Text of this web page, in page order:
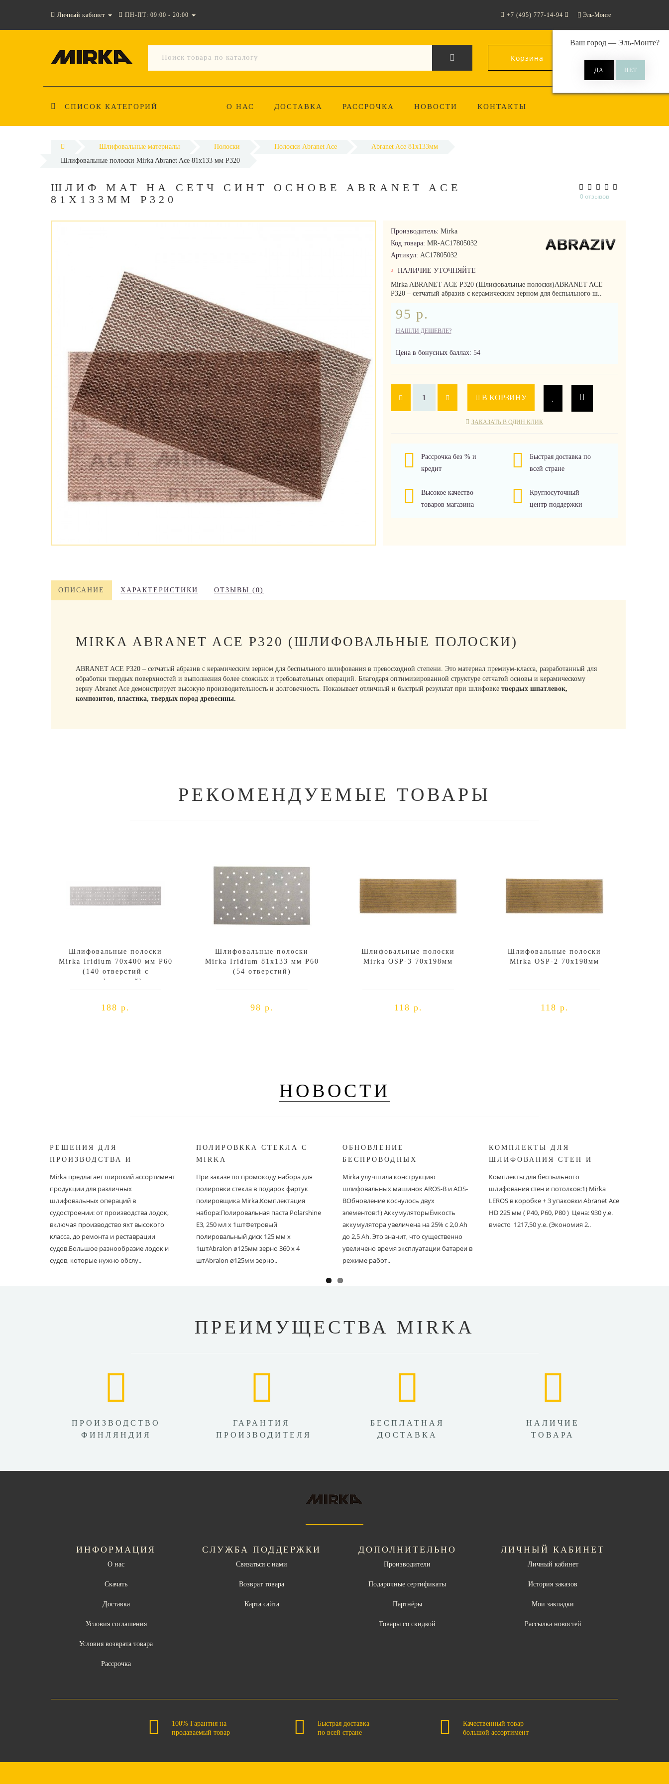
Личный кабинет ПН-ПТ: 09:00 - 20:00 Эль-Монте
Ваш город — Эль-Монте?
+7 (495) 777-14-94
Корзина 0
СПИСОК КАТЕГОРИЙ О НАС ДОСТАВКА РАССРОЧКА НОВОСТИ КОНТАКТЫ
Шлифовальные материалы Полоски Полоски Abranet Ace
Abranet Ace 81x133мм
Шлифовальные полоски Mirka Abranet Ace 81х133 мм P320
ШЛИФ МАТ НА СЕТЧ СИНТ ОСНОВЕ ABRANET ACE
81X133ММ Р320
0 отзывов
Производитель: Mirka
Код товара: MR-AC17805032
Артикул: AC17805032
НАЛИЧИЕ УТОЧНЯЙТЕ
Mirka ABRANET ACE P320 (Шлифовальные полоски)ABRANET ACE
P320 – сетчатый абразив с керамическим зерном для беспыльного ш..
95 р.
НАШЛИ ДЕШЕВЛЕ?
Цена в бонусных баллах: 54
В КОРЗИНУ
ЗАКАЗАТЬ В ОДИН КЛИК
Рассрочка без % и
кредит
Быстрая доставка по
всей стране
Высокое качество
товаров магазина
Круглосуточный
центр поддержки
ОПИСАНИЕ ХАРАКТЕРИСТИКИ ОТЗЫВЫ (0)
MIRKA ABRANET ACE P320 (ШЛИФОВАЛЬНЫЕ ПОЛОСКИ)
ABRANET ACE P320 – сетчатый абразив с керамическим зерном для беспыльного шлифования в превосходной степени. Это материал премиум-класса, разработанный для
обработки твердых поверхностей и выполнения более сложных и требовательных операций. Благодаря оптимизированной структуре сетчатой основы и керамическому
зерну Abranet Ace демонстрирует высокую производительность и долговечность. Показывает отличный и быстрый результат при шлифовке твердых шпатлевок,
композитов, пластика, твердых пород древесины.
РЕКОМЕНДУЕМЫЕ ТОВАРЫ
Шлифовальные полоски
Mirka Iridium 70х400 мм P60
(140 отверстий с
перфорацией)
188 р.
Шлифовальные полоски
Mirka Iridium 81x133 мм P60
(54 отверстий)
98 р.
Шлифовальные полоски
Mirka OSP-3 70x198мм
118 р.
Шлифовальные полоски
Mirka OSP-2 70x198мм
118 р.
НОВОСТИ
РЕШЕНИЯ ДЛЯ
ПРОИЗВОДСТВА И
Mirka предлагает широкий ассортимент
продукции для различных
шлифовальных операций в
судостроении: от производства лодок,
включая производство яхт высокого
класса, до ремонта и реставрации
судов.Большое разнообразие лодок и
судов, которые нужно обслу..
ПОЛИРОВККА СТЕКЛА С
MIRKA
При заказе по промокоду набора для
полировки стекла в подарок фартук
полировщика Mirka.Комплектация
набора:Полировальная паста Polarshine
E3, 250 мл х 1штФетровый
полировальный диск 125 мм х
1штAbralon ø125мм зерно 360 х 4
штAbralon ø125мм зерно..
ОБНОВЛЕНИЕ
БЕСПРОВОДНЫХ
Mirka улучшила конструкцию
шлифовальных машинок AROS-B и AOS-
BОбновление коснулось двух
элементов:1) АккумуляторыЁмкость
аккумулятора увеличена на 25% с 2,0 Ah
до 2,5 Ah. Это значит, что существенно
увеличено время эксплуатации батареи в
режиме работ..
КОМПЛЕКТЫ ДЛЯ
ШЛИФОВАНИЯ СТЕН И
Комплекты для беспыльного
шлифования стен и потолков:1) Mirka
LEROS в коробке + 3 упаковки Abranet Ace
HD 225 мм ( P40, P60, P80 ) Цена: 930 у.е.
вместо 1217,50 у.е. (Экономия 2..
ПРЕИМУЩЕСТВА MIRKA
ПРОИЗВОДСТВО
ФИНЛЯНДИЯ
ГАРАНТИЯ
ПРОИЗВОДИТЕЛЯ
БЕСПЛАТНАЯ
ДОСТАВКА
НАЛИЧИЕ
ТОВАРА
ИНФОРМАЦИЯ
О нас
Скачать
Доставка
Условия соглашения
Условия возврата товара
Рассрочка
СЛУЖБА ПОДДЕРЖКИ
Связаться с нами
Возврат товара
Карта сайта
ДОПОЛНИТЕЛЬНО
Производители
Подарочные сертификаты
Партнёры
Товары со скидкой
ЛИЧНЫЙ КАБИНЕТ
Личный кабинет
История заказов
Мои закладки
Рассылка новостей
100% Гарантия на
продаваемый товар
Быстрая доставка
по всей стране
Качественный товар
большой ассортимент